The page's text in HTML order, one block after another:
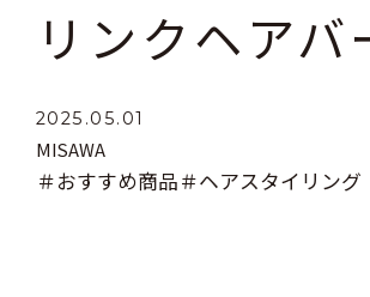
リンクヘアバ
2025.05.01
MISAWA
＃おすすめ商品＃ヘアスタイリング